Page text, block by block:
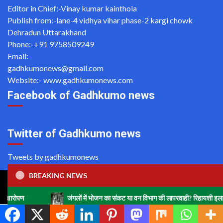
Editor in Chief:-Vinay kumar kainthola
Publish from:-lane-4 vidhya vihar phase-2 kargi chowk
Dehradun Uttarakhand
Phone:-+91 9758509249
Email:-
gadhkumonews@gmail.com
Website:- www.gadhkumonews.com
Facebook of Gadhkumo news
Twitter of Gadhkumo news
Tweets by gadhkumonews
Copyright ©2020 All rights reserved | For Website Designing
and Development call Us: -8920664806
BREAKING NEWS
जंगलों में भोजन का संकट या वन विभाग की लापरवाही? रिहायशी इलाकों में हाथियों